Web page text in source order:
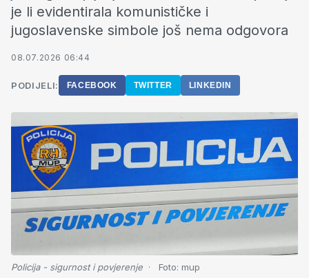
je li evidentirala komunističke i
jugoslavenske simbole još nema odgovora
08.07.2026 06:44
PODIJELI: FACEBOOK TWITTER LINKEDIN
Policija - sigurnost i povjerenje Foto: mup